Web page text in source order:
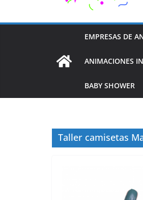
EMPRESAS DE
ANIMACIONES
BABY SHOWER
Taller camisetas